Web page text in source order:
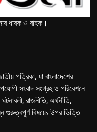
ধারক ও বাহক।
পত্রিকা, যা বাংলাদেশের
সংবাদ সংগ্রহ ও পরিবেশনে
রাজনীতি, অর্থনীতি,
গুরুত্বপূর্ণ বিষয়ের উপর ভিত্তি